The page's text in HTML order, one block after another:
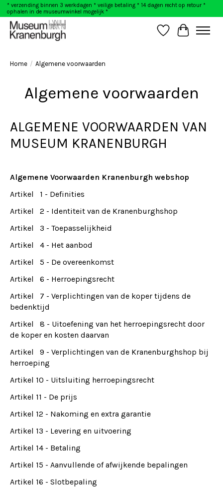
* verzending binnen 3 werkdagen * veilige betaling * 14 dagen recht op retour *
ophalen in de museumwinkel mogelijk *
Verlanglijst
Home / Algemene voorwaarden
Algemene voorwaarden
ALGEMENE VOORWAARDEN VAN
MUSEUM KRANENBURGH
Algemene Voorwaarden Kranenburgh webshop
Artikel 1 - Definities
Artikel 2 - Identiteit van de Kranenburghshop
Artikel 3 - Toepasselijkheid
Artikel 4 - Het aanbod
Artikel 5 - De overeenkomst
Artikel 6 - Herroepingsrecht
Artikel 7 - Verplichtingen van de koper tijdens de
bedenktijd
Artikel 8 - Uitoefening van het herroepingsrecht door
de koper en kosten daarvan
Artikel 9 - Verplichtingen van de Kranenburghshop bij
herroeping
Artikel 10 - Uitsluiting herroepingsrecht
Artikel 11 - De prijs
Artikel 12 - Nakoming en extra garantie
Artikel 13 - Levering en uitvoering
Artikel 14 - Betaling
Artikel 15 - Aanvullende of afwijkende bepalingen
Artikel 16 - Slotbepaling